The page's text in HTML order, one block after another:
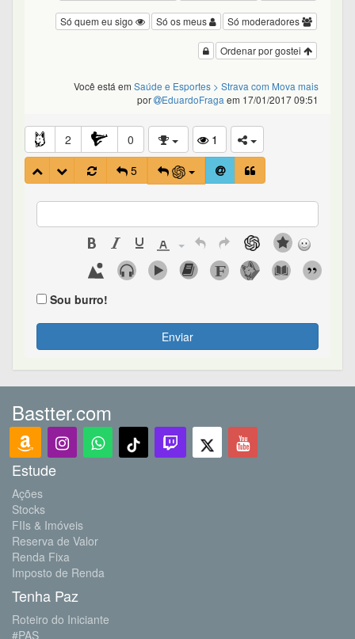
Só moderadores
Só os meus
Só quem eu sigo
Ordenar por gostei
Você está em Saúde e Esportes > Strava com Mova mais
por
EduardoFragaem 17/01/2017 09:51
2 0
1
5
Sou burro!
Enviar
Bastter.com
Estude
Ações
Stocks
FIIs & Imóveis
Reserva de Valor
Renda Fixa
Imposto de Renda
Tenha Paz
Roteiro do Iniciante
#PAS